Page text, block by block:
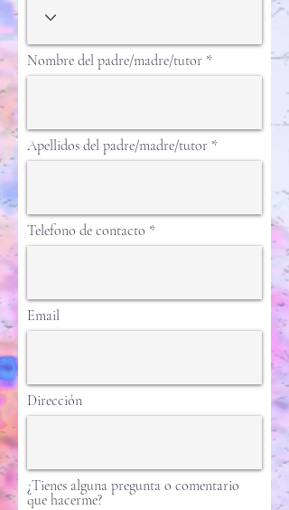
Nombre del padre/madre/tutor
Apellidos del padre/madre/tutor
Telefono de contacto
Email
Dirección
¿Tienes alguna pregunta o comentario
que hacerme?